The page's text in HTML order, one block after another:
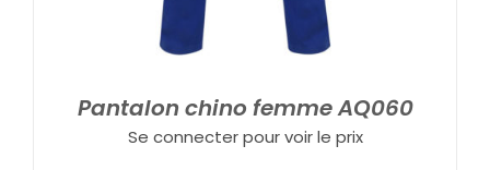
Pantalon chino femme AQ060
Se connecter pour voir le prix